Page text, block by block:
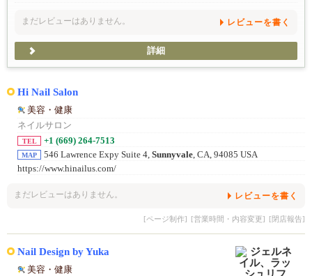
まだレビューはありません。 レビューを書く
詳細
Hi Nail Salon
美容・健康
ネイルサロン
TEL +1 (669) 264-7513
MAP 546 Lawrence Expy Suite 4, Sunnyvale, CA, 94085 USA
https://www.hinailus.com/
まだレビューはありません。 レビューを書く
[ページ制作] [営業時間・内容変更] [閉店報告]
Nail Design by Yuka
美容・健康